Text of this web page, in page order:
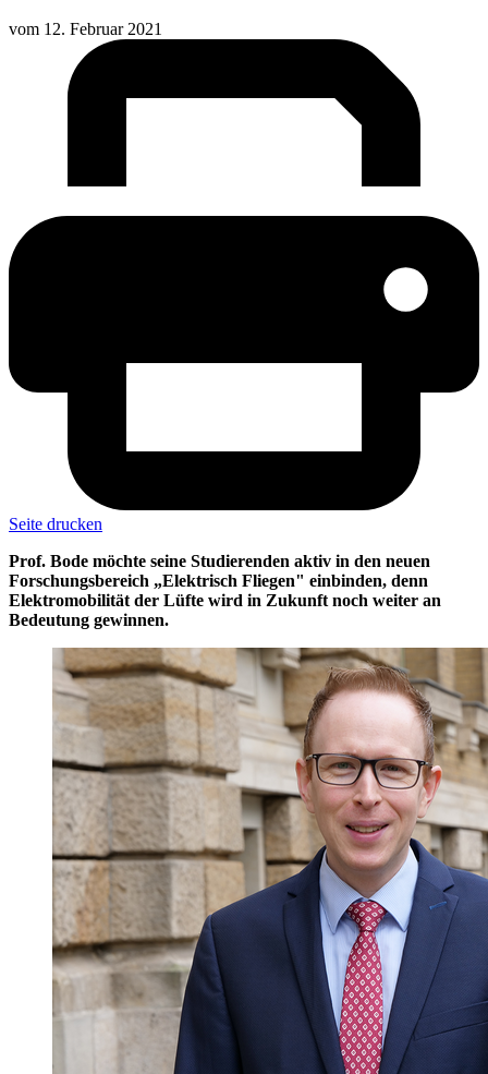
vom 12. Februar 2021
Seite drucken
Prof. Bode möchte seine Studierenden aktiv in den neuen
Forschungsbereich „Elektrisch Fliegen" einbinden, denn
Elektromobilität der Lüfte wird in Zukunft noch weiter an
Bedeutung gewinnen.